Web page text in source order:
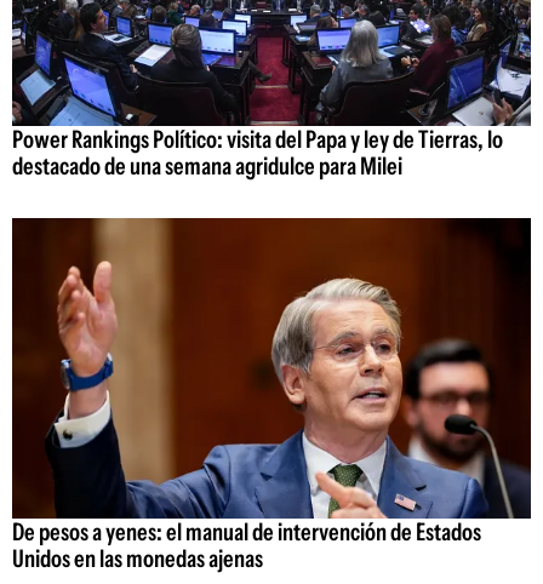
Power Rankings Político: visita del Papa y ley de Tierras, lo
destacado de una semana agridulce para Milei
De pesos a yenes: el manual de intervención de Estados
Unidos en las monedas ajenas